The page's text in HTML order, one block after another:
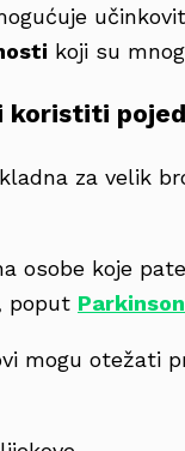
koji su
koristiti
za velik
osobe koje
poput
mogu otežati